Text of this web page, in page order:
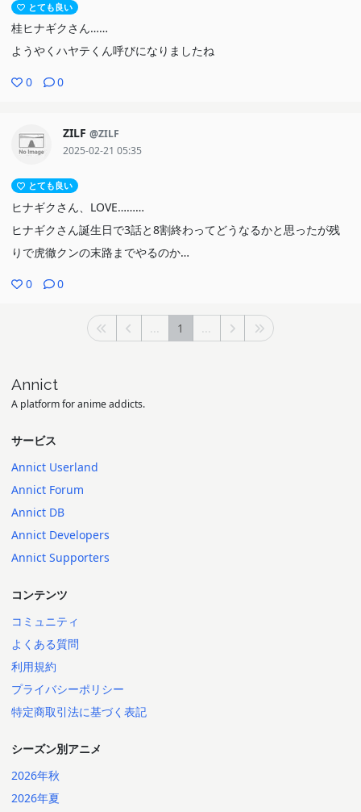
とても良い
桂ヒナギクさん……
ようやくハヤテくん呼びになりましたね
0 0
ZILF @ZILF
2025-02-21 05:35
とても良い
ヒナギクさん、LOVE………
ヒナギクさん誕生日で3話と8割終わってどうなるかと思ったが残
りで虎徹クンの末路までやるのか…
0 0
... 1 ...
Annict
A platform for anime addicts.
サービス
Annict Userland
Annict Forum
Annict DB
Annict Developers
Annict Supporters
コンテンツ
コミュニティ
よくある質問
利用規約
プライバシーポリシー
特定商取引法に基づく表記
シーズン別アニメ
2026年秋
2026年夏